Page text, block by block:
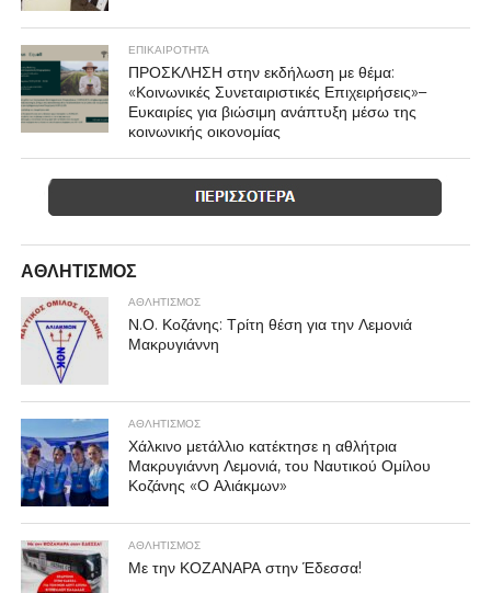
ΕΠΙΚΑΙΡΟΤΗΤΑ
ΠΡΟΣΚΛΗΣΗ στην εκδήλωση με θέμα:
«Κοινωνικές Συνεταιριστικές Επιχειρήσεις»–
Ευκαιρίες για βιώσιμη ανάπτυξη μέσω της
κοινωνικής οικονομίας
ΑΘΛΗΤΙΣΜΌΣ
ΑΘΛΗΤΙΣΜΌΣ
Ν.Ο. Κοζάνης: Τρίτη θέση για την Λεμονιά
Μακρυγιάννη
ΑΘΛΗΤΙΣΜΌΣ
Χάλκινο μετάλλιο κατέκτησε η αθλήτρια
Μακρυγιάννη Λεμονιά, του Ναυτικού Ομίλου
Κοζάνης «Ο Αλιάκμων»
ΑΘΛΗΤΙΣΜΌΣ
Με την ΚΟΖΑΝΑΡΑ στην Έδεσσα!